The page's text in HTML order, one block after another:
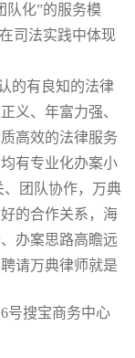
队化”的服务模
司法实践中体现
的有良知的法律
义、年富力强、
高效的法律服务
有专业化办案小
团队协作，万典
的合作关系，海
办案思路高瞻远
请万典律师就是
搜宝商务中心